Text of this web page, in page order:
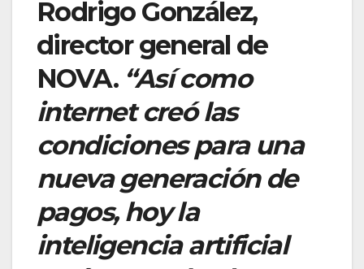
Rodrigo González,
director general de
NOVA. “Así como
internet creó las
condiciones para una
nueva generación de
pagos, hoy la
inteligencia artificial